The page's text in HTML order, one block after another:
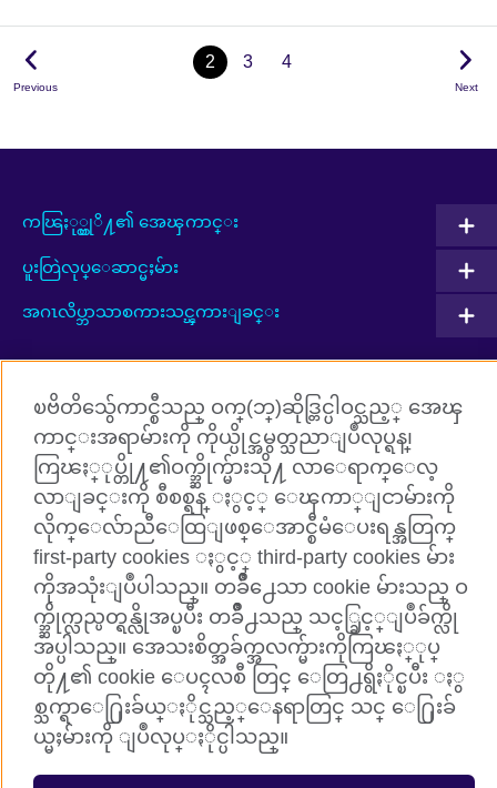
Previous
2 3 4
Next
ကၽြႏု္ပ္တုိ႔၏ အေၾကာင္း
ပူးတြဲလုပ္ေဆာင္မႈမ်ား
အဂၤလိပ္ဘာသာစကားသင္ၾကားျခင္း
Facebook TikTok
British Council Global
Cookies
Sitemap
© 2026 British Council
The United Kingdom’s international organisation for cultural
relations and educational opportunities.
Incorporated in the UK. A registered charity: 209131 (England
ၿဗိတိသွ်ေကာင္စီသည္ ဝက္(ဘ္)ဆိုဒ္တြင္ပါဝင္သည့္ အေၾ
ကာင္းအရာမ်ားကို ကိုယ္ပိုင္အမွတ္သညာျပဳလုပ္ရန္၊
ကြၽႏ္ုပ္တို႔၏ဝက္ဘ္ဆိုက္မ်ားသို႔ လာေရာက္ေလ့
လာျခင္းကို စီစစ္ရန္ ႏွင့္ ေၾကာ္ျငာမ်ားကို
လိုက္ေလ်ာညီေထြျဖစ္ေအာင္စီမံေပးရန္အတြက္
first-party cookies ႏွင့္ third-party cookies မ်ား
ကိုအသုံးျပဳပါသည္။ တခ်ိဳ႕ေသာ cookie မ်ားသည္ ဝ
က္ဘ္ဆိုက္လည္ပတ္ရန္လိုအပ္ၿပီး တခ်ိဳ႕သည္ သင့္ခြင့္ျပဳခ်က္လို
အပ္ပါသည္။ အေသးစိတ္အခ်က္အလက္မ်ားကိုကြၽႏ္ုပ္
တို႔၏ cookie ေပၚလစီ တြင္ ေတြ႕ရွိႏိုင္ၿပီး ႏွ
စ္သက္ရာေ႐ြးခ်ယ္ႏိုင္သည့္ေနရာတြင္ သင္ ေ႐ြးခ်
ယ္မႈမ်ားကို ျပဳလုပ္ႏိုင္ပါသည္။